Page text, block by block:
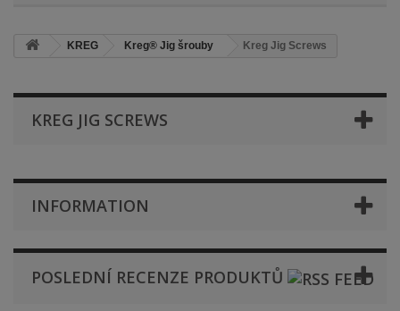
KREG Kreg® Jig šrouby Kreg Jig Screws
KREG JIG SCREWS
INFORMATION
POSLEDNÍ RECENZE PRODUKTŮ